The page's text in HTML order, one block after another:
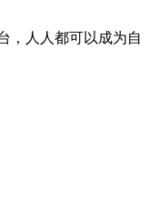
，人人都可以成为自